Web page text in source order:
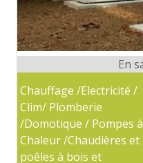
Chauffage /Electricité /
Clim/ Plomberie
/Domotique / Pompes à
Chaleur /Chaudières et
poêles à bois et